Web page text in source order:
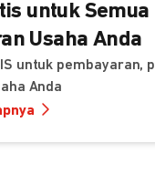
untuk Semua
Usaha Anda
untuk pembayaran,
Anda